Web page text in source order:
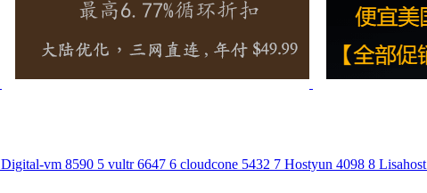
Digital-vm 8590 5 vultr 6647 6 cloudcone 5432 7 Hostyun 4098 8 Lisahost